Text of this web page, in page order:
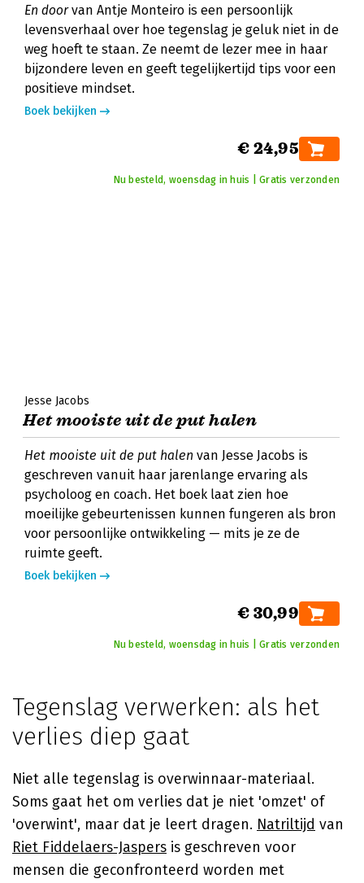
En doorvan Antje Monteiro is een persoonlijk
levensverhaal over hoe tegenslag je geluk niet in de
weg hoeft te staan. Ze neemt de lezer mee in haar
bijzondere leven en geeft tegelijkertijd tips voor een
positieve mindset.
Boek bekijken
€ 24,95
Nu besteld, woensdag in huis | Gratis verzonden
Jesse Jacobs
Het mooiste uit de put halen
Het mooiste uit de put halen van Jesse Jacobs is
geschreven vanuit haar jarenlange ervaring als
psycholoog en coach. Het boek laat zien hoe
moeilijke gebeurtenissen kunnen fungeren als bron
voor persoonlijke ontwikkeling — mits je ze de
ruimte geeft.
Boek bekijken
€ 30,99
Nu besteld, woensdag in huis | Gratis verzonden
Tegenslag verwerken: als het
verlies diep gaat
Niet alle tegenslag is overwinnaar-materiaal.
Soms gaat het om verlies dat je niet 'omzet' of
'overwint', maar dat je leert dragen. Natriltijd van
Riet Fiddelaers-Jaspers is geschreven voor
mensen die geconfronteerd worden met